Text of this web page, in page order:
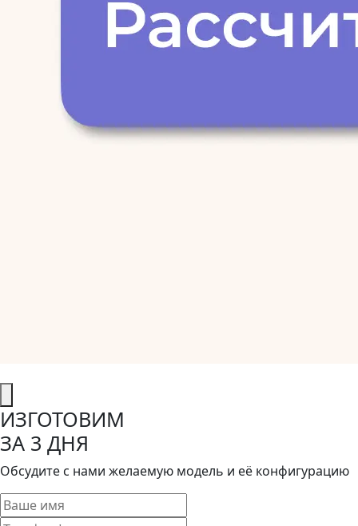
ИЗГОТОВИМ
ЗА 3 ДНЯ
Обсудите с нами желаемую модель и её конфигурацию